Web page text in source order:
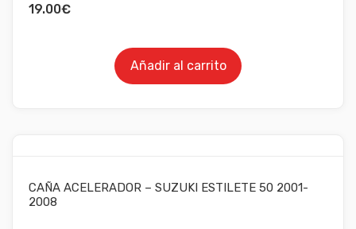
19.00€
Añadir al carrito
CAÑA ACELERADOR – SUZUKI ESTILETE 50 2001-
2008